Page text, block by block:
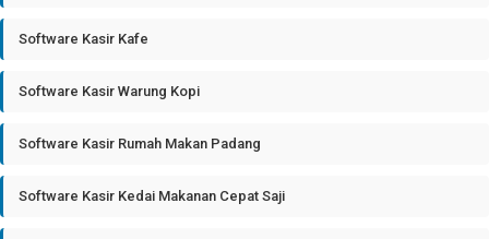
Software Kasir Kafe
Software Kasir Warung Kopi
Software Kasir Rumah Makan Padang
Software Kasir Kedai Makanan Cepat Saji